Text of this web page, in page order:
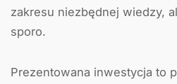
zakresu niezbędnej wiedzy,
sporo.
Prezentowana inwestycja to